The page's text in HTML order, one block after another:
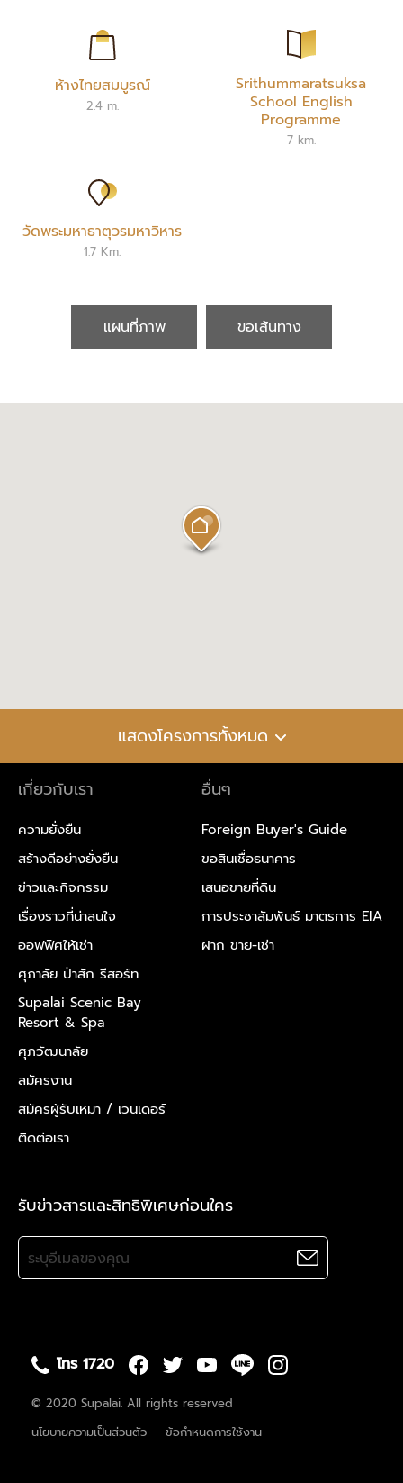
ห้างไทยสมบูรณ์
2.4 m.
Srithummaratsuksa
School English
Programme
7 km.
วัดพระมหาธาตุวรมหาวิหาร
1.7 Km.
แผนที่ภาพ ขอเส้นทาง
แสดงโครงการทั้งหมด
เกี่ยวกับเรา
ความยั่งยืน
สร้างดีอย่างยั่งยืน
ข่าวและกิจกรรม
เรื่องราวที่น่าสนใจ
ออฟฟิศให้เช่า
ศุภาลัย ป่าสัก รีสอร์ท
Supalai Scenic Bay
Resort & Spa
ศุภวัฒนาลัย
สมัครงาน
สมัครผู้รับเหมา / เวนเดอร์
ติดต่อเรา
อื่นๆ
Foreign Buyer's Guide
ขอสินเชื่อธนาคาร
เสนอขายที่ดิน
การประชาสัมพันธ์ มาตรการ EIA
ฝาก ขาย-เช่า
รับข่าวสารและสิทธิพิเศษก่อนใคร
โทร 1720
© 2020 Supalai. All rights reserved
นโยบายความเป็นส่วนตัว
ข้อกำหนดการใช้งาน